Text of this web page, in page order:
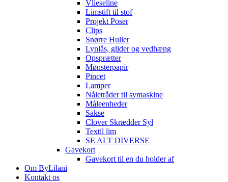
Vlieseline
Limstift til stof
Projekt Poser
Clips
Snørre Huller
Lynlås, glider og vedhæng
Opsprætter
Mønsterpapir
Pincet
Lamper
Nåletråder til symaskine
Måleenheder
Sakse
Clover Skrædder Syl
Textil lim
SE ALT DIVERSE
Gavekort
Gavekort til en du holder af
Om ByLilani
Kontakt os